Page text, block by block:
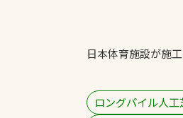
日本体育施設が施
ロングパイル人工